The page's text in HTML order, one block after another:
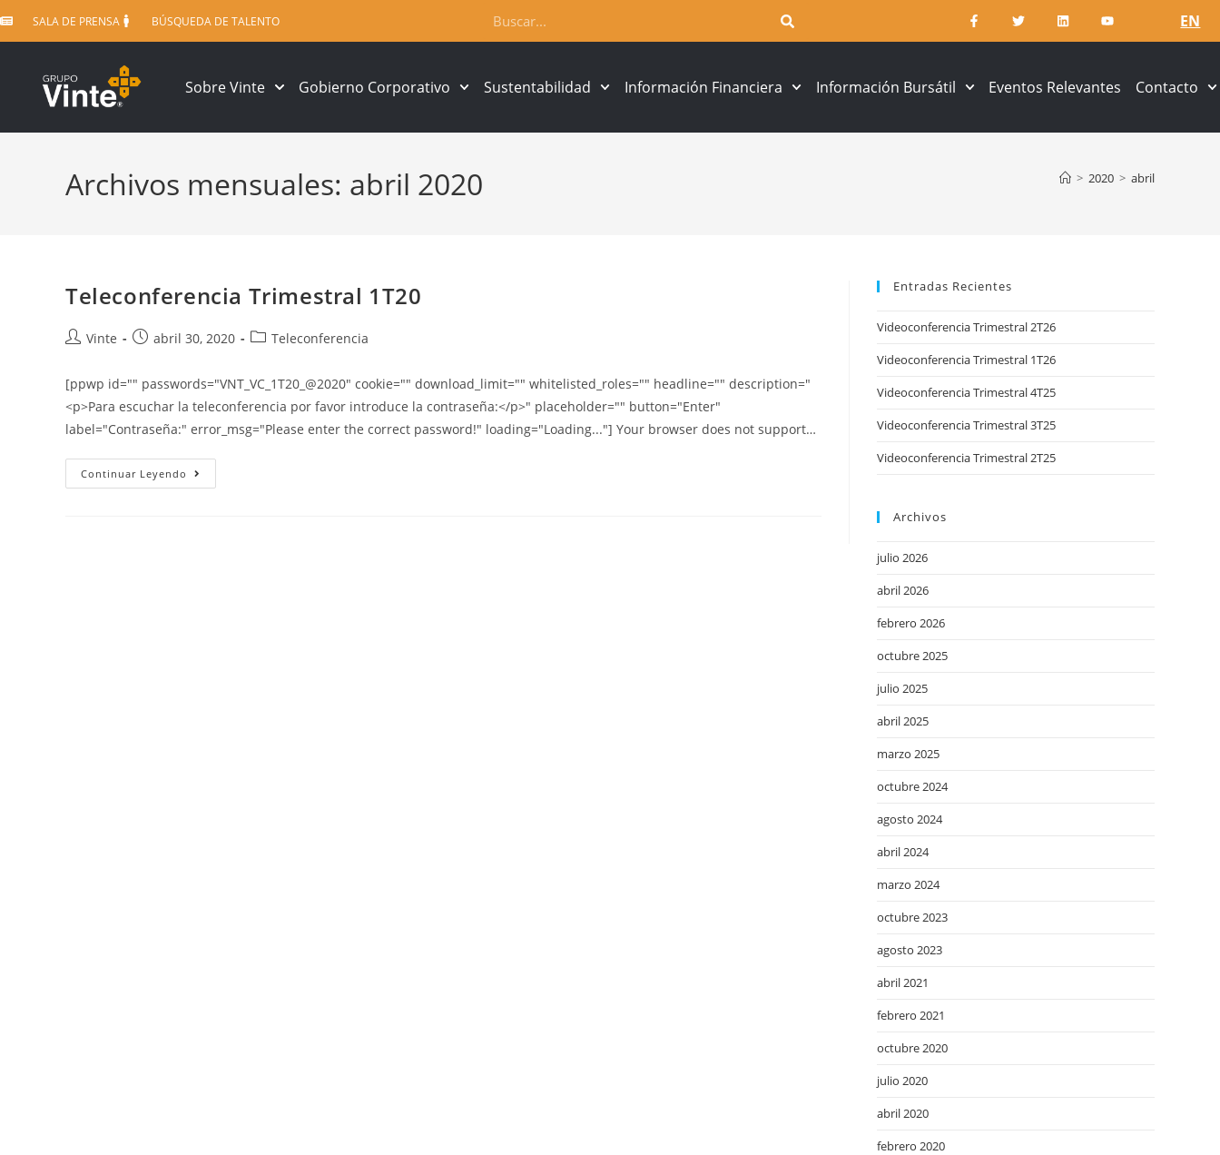
SALA DE PRENSA BÚSQUEDA DE TALENTO EN
Sobre Vinte Gobierno Corporativo Sustentabilidad Información Financiera Información Bursátil Eventos Relevantes Contacto
Archivos mensuales: abril 2020 > 2020 > abril
Teleconferencia Trimestral 1T20
Vinte abril 30, 2020 Teleconferencia
[ppwp id="" passwords="VNT_VC_1T20_@2020" cookie="" download_limit="" whitelisted_roles="" headline="" description="
<p>Para escuchar la teleconferencia por favor introduce la contraseña:</p>" placeholder="" button="Enter"
label="Contraseña:" error_msg="Please enter the correct password!" loading="Loading..."] Your browser does not support…
Continuar Leyendo
Entradas Recientes
Videoconferencia Trimestral 2T26
Videoconferencia Trimestral 1T26
Videoconferencia Trimestral 4T25
Videoconferencia Trimestral 3T25
Videoconferencia Trimestral 2T25
Archivos
julio 2026
abril 2026
febrero 2026
octubre 2025
julio 2025
abril 2025
marzo 2025
octubre 2024
agosto 2024
abril 2024
marzo 2024
octubre 2023
agosto 2023
abril 2021
febrero 2021
octubre 2020
julio 2020
abril 2020
febrero 2020